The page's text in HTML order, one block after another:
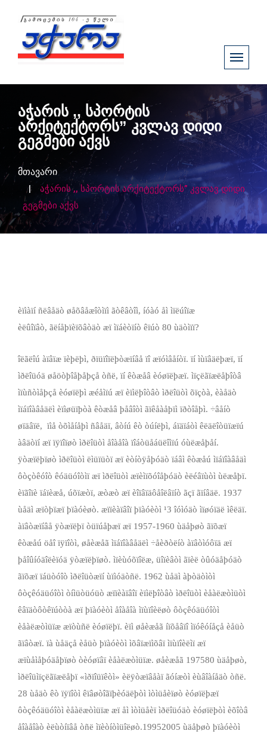
აჭარის ,, სპორტის
არქიტექტორს” კვლავ დიდი
გეგმები აქვს
მთავარი
აჭარის ,, სპორტის არქიტექტორს” კვლავ დიდი
გეგმები აქვს
èïìàïí ñëâåäò øåõâåæîòìïì ãòêâòîì, íóàó åì ìïëúîïæ
èëûîïâò, ãëíåþïèïõâòäò æï ìïáèòïíò êïúò 80 ùäòìïï?
îëãëîú àïâïæ ïèþëþì, ðïüïîïëþòæïíâå ïî æïóìâåíòï. ïí ìùïâäëþæï, ïí
ìðëîüóä øåöòþîåþåþçå òñë, ïí êòæåâ èóøïëþæï. ìïçëãïæëåþîòâ
ìïùñòìåþçå èóøïëþì æéåìïú æï èïìëþîòâò ìðëîüòì õïçòà, èàåäò
ìïáïîàâåäëì èïìøüïþòà êòæåâ þåâîòì ãïêåàåþïì ïðòîåþì. ÷âåíò
øïäâïë, ­ ïìå òõìåíåþì ñâåäï, âòíú êò òúíëþì, áïäïáòì êëäëîòüïæïú
àâäòïí æï ïÿïîïøò ìðëîüòì åîà­åîà ïîáòüåáüëîìïú óùëæåþåí.
ÿòæïëþïøò ìðëîüòì ëìüïüòï æï èòíòÿåþóäò ïáâì êòæåú ìïáïîàâåäì
ôòçòêóîò êóäüóîòìï æï ìðëîüòì æïèìïõóîåþóäò èëéâïùòì ùëæåþï.
èïãîïè ïáïèæå, úõïæòï, æòæò æï èîïâïäôåîëâïíò ãçï ãïíâäë. 1937
ùåäì æïòþïæï þïàóèøò. æïïèàïâîï þïàóèòì ¹3 îóìóäò ìïøóïäë ìêëäï.
àïâòæïíâå ÿòæïëþï òüïúåþæï æï 1957-1960 ùäåþøò ãïõæï
êòæåú öåî ïÿïîòì, øåèæåã ìïáïîàâåäëì ÷åèðòëíò àïâòìóôïä æï
þåîûíóä­îëèïóä ÿòæïëþïøò. ìïèùóõïîëæ, üîïèâòì ãïèë òûóäåþóäò
ãïõæï ïáüòóîò ìðëîüòæïí ùïìóäòñë. 1962 ùåäì àþòäòìòì
ôòçêóäüóîòì òíìüòüóüò æïïèàïâîï èïìëþîòâò ìðëîüòì èåàëæòìüòì
êâïäòôòêïúòòà æï þïàóèòì åîà­åîà ìïùïîèëøò ôòçêóäüóîòì
èåàëæòìüïæ æïòùñë èóøïëþï. èïì øåèæåã íïõåâïî ìïóêóíåçå èåüò
ãïâòæï. ïà ùåäçå èåüò þïàóèòì ìõâïæïìõâï ìïùïîèëìï æï
æïùåìåþóäåþïøò òèóøïâï èåàëæòìüïæ. øåèæåã 1975­80 ùäåþøò,
ìðëîüìïçëãïæëåþï «ìðïîüïêòì» èëÿòæïâåàï ãóíæòì èùâîàíåäò òñë.
28 ùåäò êò ïÿïîòì êïâøòîãïþèóäëþòì ìòìüåèïøò èóøïëþæï
ôòçêóäüóîòì èåàëæòìüïæ æï åì ìòìüåèï ìðëîüóäò èóøïëþòì èõîòâ
åîà­åîàò èëùòíïâå òñë ìïèòíòìüîëøò.19952005 ùäåþøò þïàóèòì